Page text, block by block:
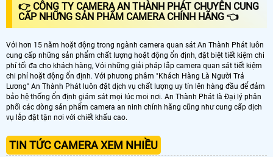
👉 CÔNG TY CAMERA AN THÀNH PHÁT CHUYÊN CUNG
CẤP NHỮNG SẢN PHẨM CAMERA CHÍNH HÃNG 👈
Với hơn 15 năm hoặt động trong ngành camera quan sát An Thành Phát luôn
cung cấp những sản phẩm chất lượng hoặt động ổn định, đặt biệt tiết kiệm chi
phí tối đa cho khách hàng, Vói những giải pháp lắp camera quan sát tiết kiệm
chi phí hoặt động ổn định. Với phương phâm "Khách Hàng Là Người Trả
Lương" An Thành Phát luôn đặt dịch vụ chất lượng uy tín lên hàng đầu để đảm
bảo hệ thống ổn định giám sát mọi lúc moi nơi. An Thành Phát là Đại lý phân
phối các dòng sản phẩm camera an ninh chính hãng cũng như cung cấp dịch
vụ lắp đặt tận nơi với chiết khấu cao.
TIN TỨC CAMERA XEM NHIỀU